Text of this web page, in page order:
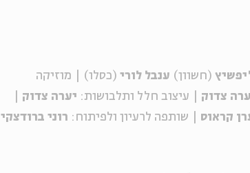
(חשוון) ענבל לורי (כסלו) | מוזיקה
צדוק | עיצוב חלל ותלבושות: יערה צדוק
קראוס | שותפה לרעיון ולפיתוח: רוני ברודצקי